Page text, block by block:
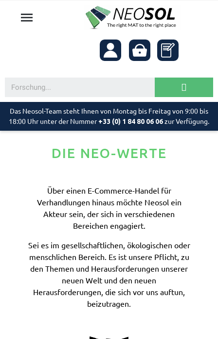

Das Neosol-Team steht Ihnen von Montag bis Freitag von 9:00 bis
18:00 Uhr unter der Nummer+33 (0) 1 84 80 06 06zur Verfügung.
DIE NEO-WERTE
Über einen E-Commerce-Handel für
Verhandlungen hinaus möchte Neosol ein
Akteur sein, der sich in verschiedenen
Bereichen engagiert.
Sei es im gesellschaftlichen, ökologischen oder
menschlichen Bereich. Es ist unsere Pflicht, zu
den Themen und Herausforderungen unserer
neuen Welt und den neuen
Herausforderungen, die sich vor uns auftun,
beizutragen.